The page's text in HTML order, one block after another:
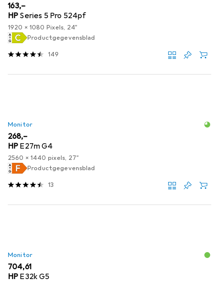
EUR
163,–
HP Series 5 Pro 524pf
1920 x 1080 Pixels, 24"
Productgegevensblad
149
Monitor
EUR
268,–
HP E27m G4
2560 x 1440 pixels, 27"
Productgegevensblad
13
Monitor
EUR
704,61
HP E32k G5